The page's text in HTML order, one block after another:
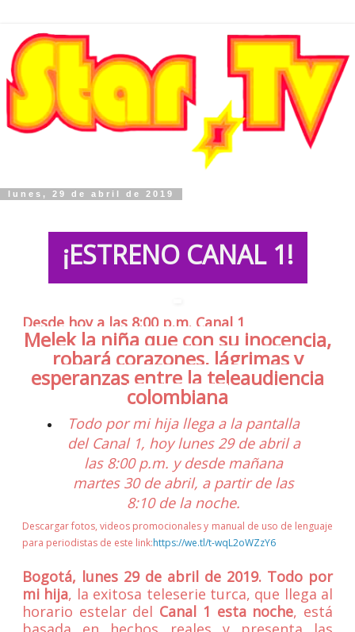
lunes, 29 de abril de 2019
¡ESTRENO CANAL 1!
Desde hoy a las 8:00 p.m. Canal 1
Melek la niña que con su inocencia,
robará corazones, lágrimas y
esperanzas entre la teleaudiencia
colombiana
Todo por mi hija llega a la pantalla
del Canal 1, hoy lunes 29 de abril a
las 8:00 p.m. y desde mañana
martes 30 de abril, a partir de las
8:10 de la noche.
Descargar fotos, videos promocionales y manual de uso de lenguaje
para periodistas de este link:https://we.tl/t-wqL2oWZzY6
Bogotá, lunes 29 de abril de 2019. Todo por
mi hija, la exitosa teleserie turca, que llega al
horario estelar del Canal 1 esta noche, está